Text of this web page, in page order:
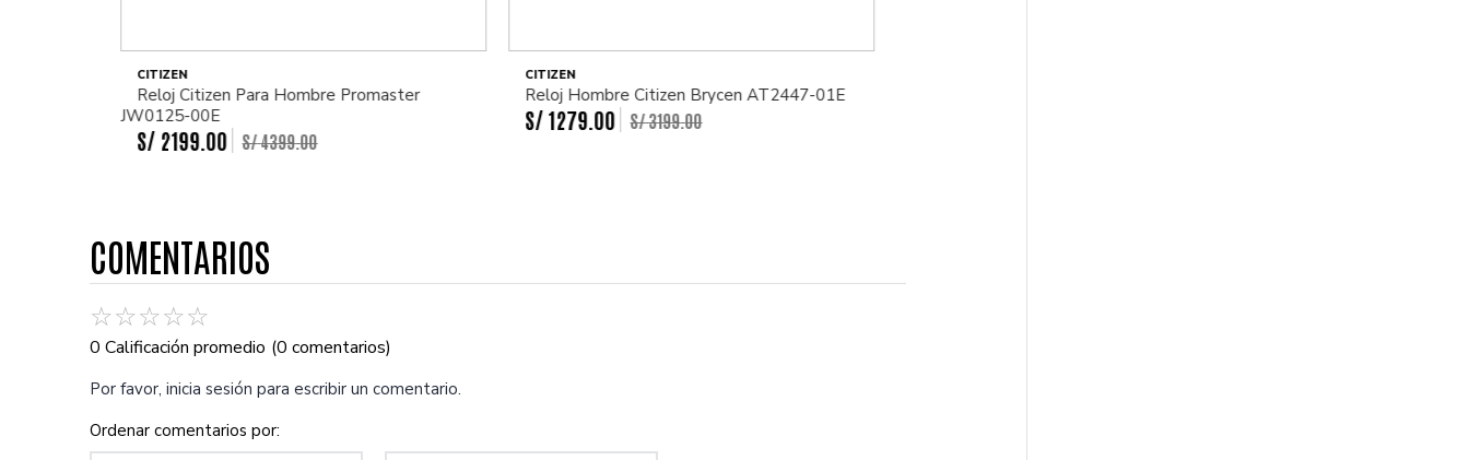
CITIZEN
Reloj Citizen Para Hombre Promaster
JW0125-00E
S/ 2199 00 S/4399.00
CITIZEN
Reloj Hombre Citizen Brycen AT2447-01E
S/1279 00 S/3199.00
COMENTARIOS
☆☆☆☆☆
0 Calificación promedio (0 comentarios)
Por favor, inicia sesión para escribir un comentario.